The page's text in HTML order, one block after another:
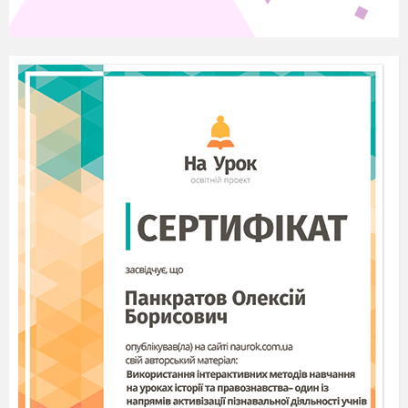
налістам доводиться спілкуватися з
взяти інтерв'ю в учнів свого класу щодо їх
обізнаності з теми «Вирази зі степе
нями.
Одночлени.» Можете використовувати запро
поновані мною запитання, а також
придумувати свої.
Запитання для інтерв'ю
1. Що називають степенем числа з натуральним
показником?
2. Наведіть приклад степеня з натуральним по
казником та назвіть його основу і показник сте
пеня.
3.
Який знак має степінь з натуральним показ
ником залежно від знака основи?
4. Сформулюйте основну властивість степеня.
5.
Сформулюйте правило піднесення добутку
до степеня.